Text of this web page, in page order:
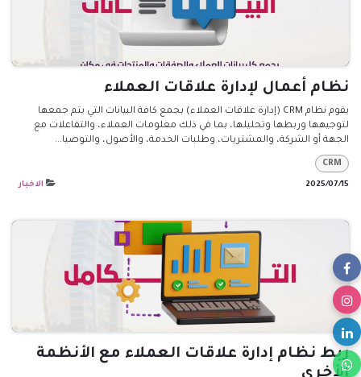
نظام أعمال لإدارة علاقات العملاء
يقوم نظام CRM (إدارة علاقات العملاء) بجمع كافة البيانات التي يتم جمعها
لتوجيهها وربطها وتحليلها، بما في ذلك معلومات العملاء، والتفاعلات مع
الجهة أو الشركة، والمشتريات، وطلبات الخدمة، والأصول، والتوصيا...
CRM
15‏/07‏/2025 الاخبار
ربط نظام إدارة علاقات العملاء مع الأنظمة